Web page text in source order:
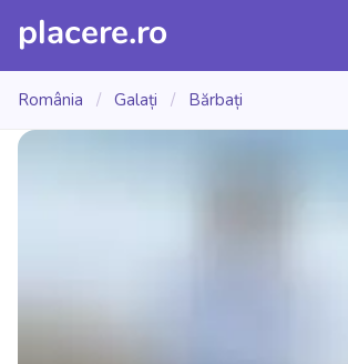
placere.ro
România / Galați / Bărbați